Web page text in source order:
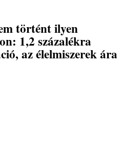
történt ilyen
1,2 százalékra
az élelmiszerek ára